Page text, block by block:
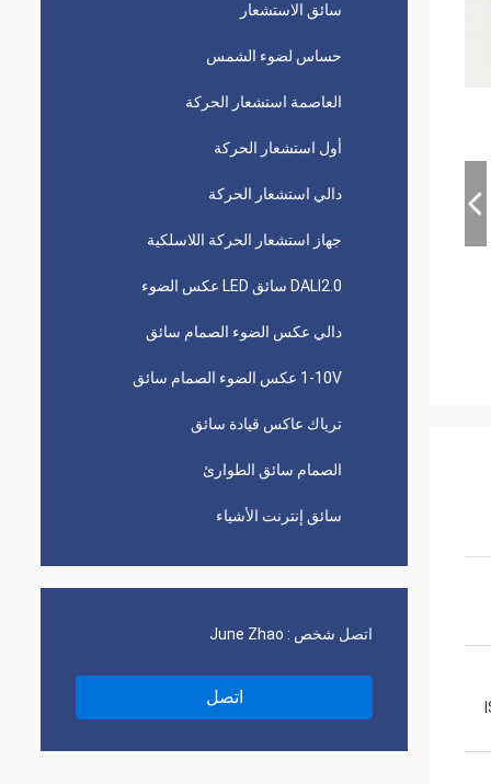
سائق الاستشعار
حساس لضوء الشمس
العاصمة استشعار الحركة
أول استشعار الحركة
دالي استشعار الحركة
جهاز استشعار الحركة اللاسلكية
DALI2.0 سائق LED عكس الضوء
دالي عكس الضوء الصمام سائق
1-10V عكس الضوء الصمام سائق
ترياك عاكس قيادة سائق
الصمام سائق الطوارئ
سائق إنترنت الأشياء
اتصل شخص : June Zhao
اتصل